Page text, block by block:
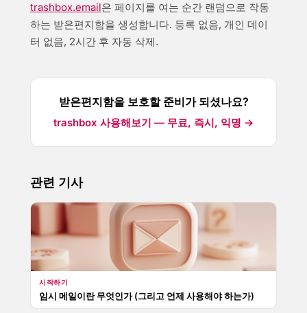
trashbox.email은 페이지를 여는 순간 랜덤으로 작동
하는 받은편지함을 생성합니다. 등록 없음, 개인 데이
터 없음, 2시간 후 자동 삭제.
받은편지함을 보호할 준비가 되셨나요?
trashbox 사용해보기 — 무료, 즉시, 익명 →
관련 기사
시작하기
임시 메일이란 무엇인가 (그리고 언제 사용해야 하는가)